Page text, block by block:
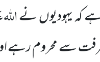
کہ یہودیوں نےاللہ
سے محروم رہے